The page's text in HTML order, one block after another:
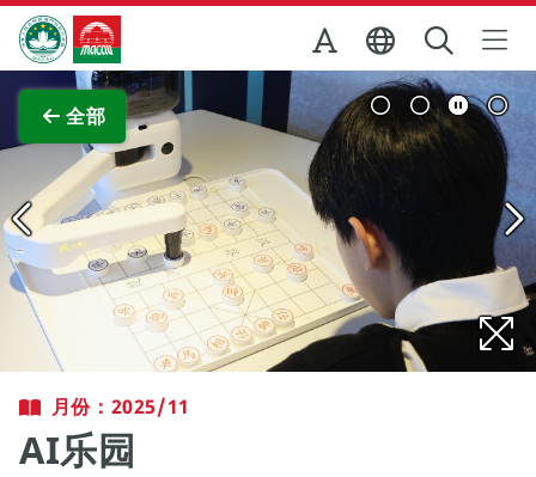
跳至主内容
澳门特别行政区政府旅游局
全部
查看原图
月份：2025/11
AI乐园